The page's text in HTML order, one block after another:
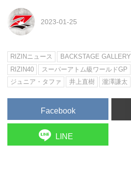
2023-01-25
RIZINニュース BACKSTAGE GALLERY
RIZIN40
スーパーアトム級ワールドGP
ジュニア・タファ
井上直樹 瀧澤謙太
Facebook
LINE